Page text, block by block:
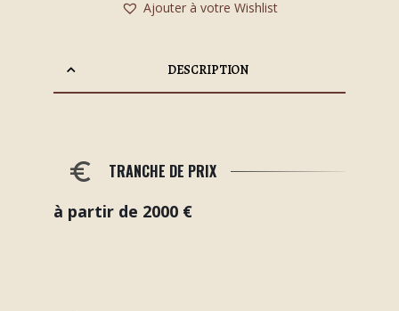
Ajouter à votre Wishlist
DESCRIPTION
TRANCHE DE PRIX
à partir de 2000 €